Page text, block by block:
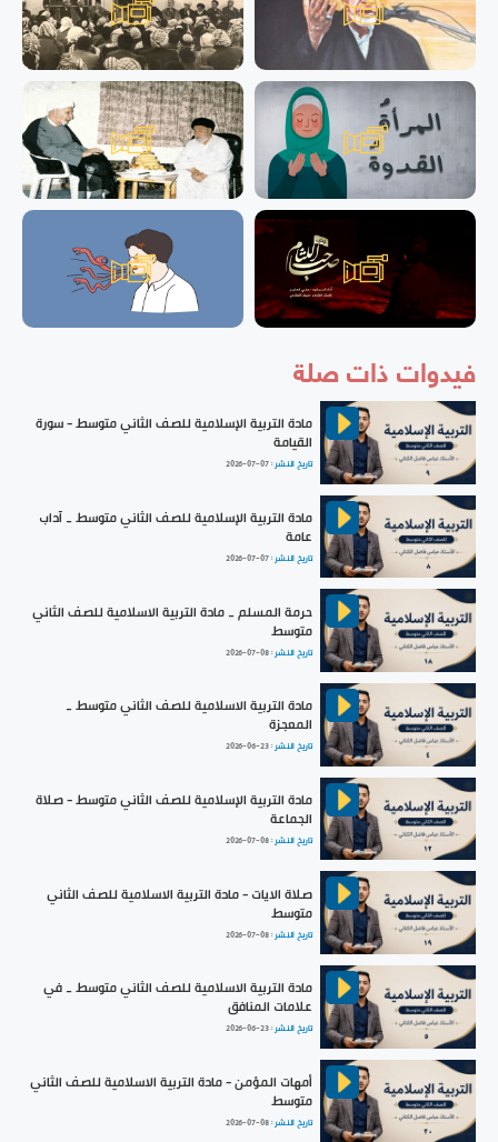
فيدوات ذات صلة
مادة التربية الإسلامية للصف الثاني متوسط - سورة
القيامة
تاريخ النشر :2026-07-07
مادة التربية الإسلامية للصف الثاني متوسط _ آداب
عامة
تاريخ النشر :2026-07-07
حرمة المسلم _ مادة التربية الاسلامية للصف الثاني
متوسط
تاريخ النشر :2026-07-08
مادة التربية الاسلامية للصف الثاني متوسط _
المعجزة
تاريخ النشر :2026-06-23
مادة التربية الإسلامية للصف الثاني متوسط - صلاة
الجماعة
تاريخ النشر :2026-07-08
صلاة الايات - مادة التربية الاسلامية للصف الثاني
متوسط
تاريخ النشر :2026-07-08
مادة التربية الاسلامية للصف الثاني متوسط _ في
علامات المنافق
تاريخ النشر :2026-06-23
أمهات المؤمن - مادة التربية الاسلامية للصف الثاني
متوسط
تاريخ النشر :2026-07-08